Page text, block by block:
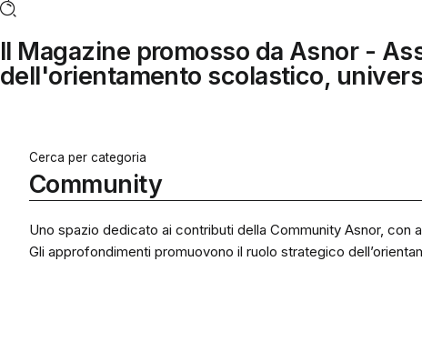
Il Magazine promosso da Asnor -
dell'orientamento scolastico,
Cerca per categoria
Community
Uno spazio dedicato ai contributi della Community Asnor,
Gli approfondimenti promuovono il ruolo strategico